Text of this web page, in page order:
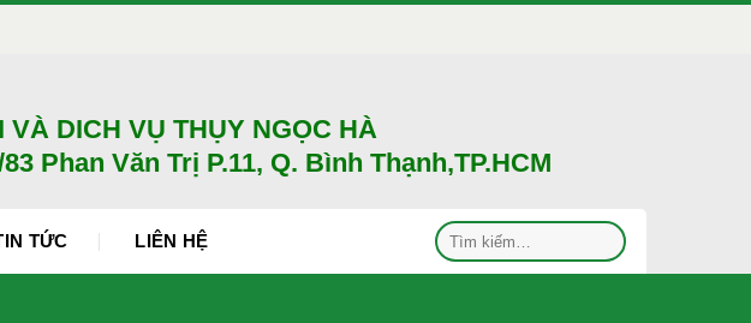
DICH VỤ THỤY NGỌC HÀ
Phan Văn Trị P.11, Q. Bình Thạnh,TP.HCM
TỨC LIÊN HỆ
Tìm
kiếm: